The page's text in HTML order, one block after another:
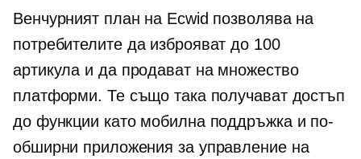
Венчурният план на Ecwid позволява на
потребителите да изброяват до 100
артикула и да продават на множество
платформи. Те също така получават достъп
до функции като мобилна поддръжка и по-
обширни приложения за управление на